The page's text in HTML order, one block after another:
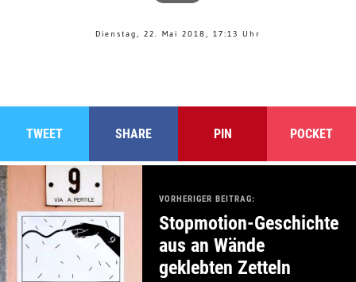
Dienstag, 22. Mai 2018, 17:13 Uhr
TWEET SHARE PIN POCKET
VORHERIGER BEITRAG:
Stopmotion-Geschichte
aus an Wände
geklebten Zetteln